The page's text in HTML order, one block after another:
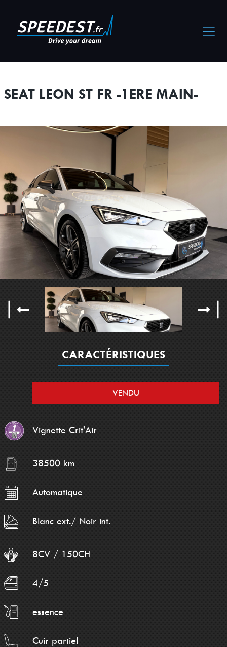
SEAT LEON ST FR -1ERE MAIN-
CARACTÉRISTIQUES
VENDU
Vignette Crit'Air
38500 km
Automatique
Blanc ext./ Noir int.
8CV / 150CH
4/5
essence
Cuir partiel